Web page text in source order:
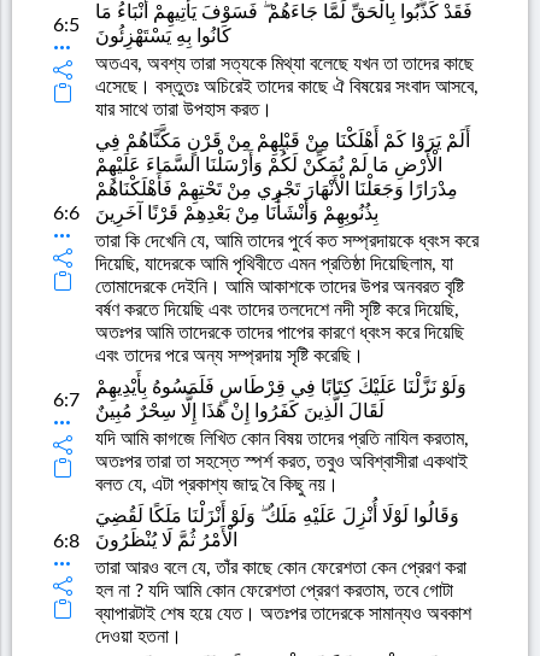
6:5
فَقَدْ كَذَّبُوا بِالْحَقِّ لَمَّا جَاءَهُمْ ۖ فَسَوْفَ يَأْتِيهِمْ أَنْبَاءُ مَا
كَانُوا بِهِ يَسْتَهْزِئُونَ
অতএব, অবশ্য তারা সত্যকে মিথ্যা বলেছে যখন তা তাদের কাছে
এসেছে। বস্তুতঃ অচিরেই তাদের কাছে ঐ বিষয়ের সংবাদ আসবে,
যার সাথে তারা উপহাস করত।
6:6
أَلَمْ يَرَوْا كَمْ أَهْلَكْنَا مِنْ قَبْلِهِمْ مِنْ قَرْنٍ مَكَّنَّاهُمْ فِي
الْأَرْضِ مَا لَمْ نُمَكِّنْ لَكُمْ وَأَرْسَلْنَا السَّمَاءَ عَلَيْهِمْ
مِدْرَارًا وَجَعَلْنَا الْأَنْهَارَ تَجْرِي مِنْ تَحْتِهِمْ فَأَهْلَكْنَاهُمْ
بِذُنُوبِهِمْ وَأَنْشَأْنَا مِنْ بَعْدِهِمْ قَرْنًا آخَرِينَ
তারা কি দেখেনি যে, আমি তাদের পুর্বে কত সম্প্রদায়কে ধ্বংস করে
দিয়েছি, যাদেরকে আমি পৃথিবীতে এমন প্রতিষ্ঠা দিয়েছিলাম, যা
তোমাদেরকে দেইনি। আমি আকাশকে তাদের উপর অনবরত বৃষ্টি
বর্ষণ করতে দিয়েছি এবং তাদের তলদেশে নদী সৃষ্টি করে দিয়েছি,
অতঃপর আমি তাদেরকে তাদের পাপের কারণে ধ্বংস করে দিয়েছি
এবং তাদের পরে অন্য সম্প্রদায় সৃষ্টি করেছি।
6:7
وَلَوْ نَزَّلْنَا عَلَيْكَ كِتَابًا فِي قِرْطَاسٍ فَلَمَسُوهُ بِأَيْدِيهِمْ
لَقَالَ الَّذِينَ كَفَرُوا إِنْ هَٰذَا إِلَّا سِحْرٌ مُبِينٌ
যদি আমি কাগজে লিখিত কোন বিষয় তাদের প্রতি নাযিল করতাম,
অতঃপর তারা তা সহস্তে স্পর্শ করত, তবুও অবিশ্বাসীরা একথাই
বলত যে, এটা প্রকাশ্য জাদু বৈ কিছু নয়।
6:8
وَقَالُوا لَوْلَا أُنْزِلَ عَلَيْهِ مَلَكٌ ۖ وَلَوْ أَنْزَلْنَا مَلَكًا لَقُضِيَ
الْأَمْرُ ثُمَّ لَا يُنْظَرُونَ
তারা আরও বলে যে, তাঁর কাছে কোন ফেরেশতা কেন প্রেরণ করা
হল না ? যদি আমি কোন ফেরেশতা প্রেরণ করতাম, তবে গোটা
ব্যাপারটাই শেষ হয়ে যেত। অতঃপর তাদেরকে সামান্যও অবকাশ
দেওয়া হতনা।